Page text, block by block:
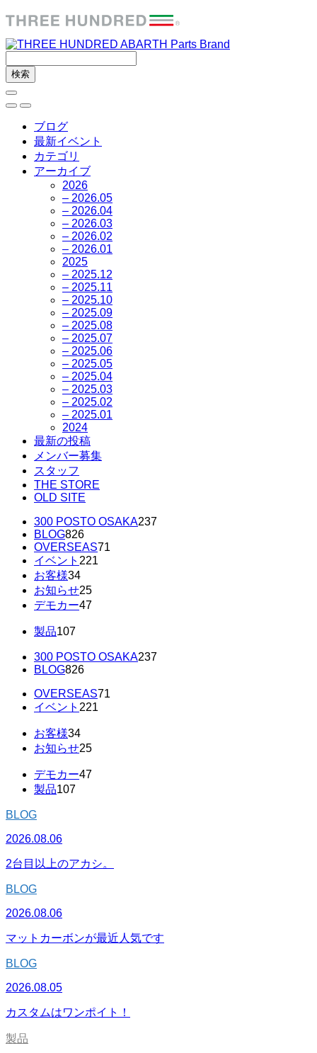
ブログ
最新イベント
カテゴリ
アーカイブ
2026
– 2026.05
– 2026.04
– 2026.03
– 2026.02
– 2026.01
2025
– 2025.12
– 2025.11
– 2025.10
– 2025.09
– 2025.08
– 2025.07
– 2025.06
– 2025.05
– 2025.04
– 2025.03
– 2025.02
– 2025.01
2024
最新の投稿
メンバー募集
スタッフ
THE STORE
OLD SITE
300 POSTO OSAKA237
BLOG826
OVERSEAS71
イベント 221
お客様34
お知らせ25
デモカー47
製品107
300 POSTO OSAKA237
BLOG826
OVERSEAS71
イベント 221
お客様34
お知らせ25
デモカー47
製品107
BLOG
2026.08.06
2台目以上のアカシ。
BLOG
2026.08.06
マットカーボンが最近人気です
BLOG
2026.08.05
カスタムはワンポイト！
製品